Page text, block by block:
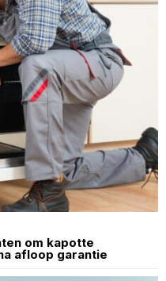
om kapotte
afloop garantie